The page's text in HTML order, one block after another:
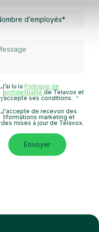
J’ai lu la Politique de
confidentialitéde Telavox et
j’accepte ses conditions.
J'accepte de recevoir des
informations marketing et
des mises à jour de Telavox.
Envoyer